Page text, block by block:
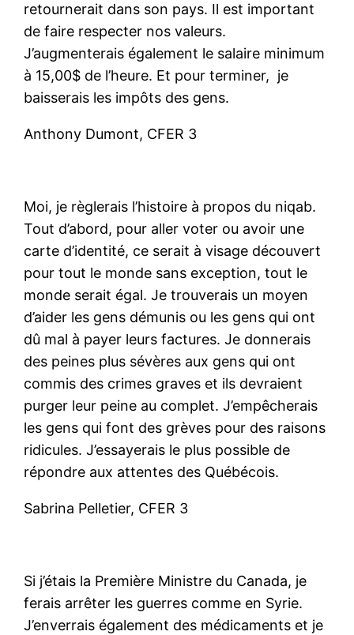
retournerait dans son pays. Il est important
de faire respecter nos valeurs.
J’augmenterais également le salaire minimum
à 15,00$ de l’heure. Et pour terminer, je
baisserais les impôts des gens.
Anthony Dumont, CFER 3
Moi, je règlerais l’histoire à propos du niqab.
Tout d’abord, pour aller voter ou avoir une
carte d’identité, ce serait à visage découvert
pour tout le monde sans exception, tout le
monde serait égal. Je trouverais un moyen
d’aider les gens démunis ou les gens qui ont
dû mal à payer leurs factures. Je donnerais
des peines plus sévères aux gens qui ont
commis des crimes graves et ils devraient
purger leur peine au complet. J’empêcherais
les gens qui font des grèves pour des raisons
ridicules. J’essayerais le plus possible de
répondre aux attentes des Québécois.
Sabrina Pelletier, CFER 3
Si j’étais la Première Ministre du Canada, je
ferais arrêter les guerres comme en Syrie.
J’enverrais également des médicaments et je